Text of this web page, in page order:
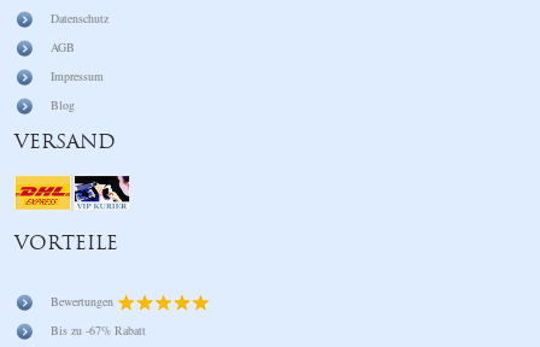
Datenschutz
AGB
Impressum
Blog
VERSAND
VORTEILE
Bewertungen
Bis zu -67% Rabatt